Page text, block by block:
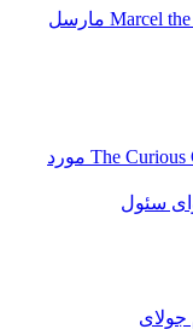
دانلود فیلم Marcel the Shell with Shoes On 2021 مارسل
دانلود فیلم The Curious Case of Dolphin Bay 2022 مورد